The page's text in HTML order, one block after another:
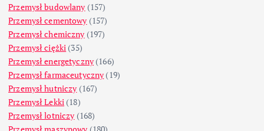
Przemysł budowlany (157)
Przemysł cementowy (157)
Przemysł chemiczny (197)
Przemysł ciężki (35)
Przemysł energetyczny (166)
Przemysł farmaceutyczny (19)
Przemysł hutniczy (167)
Przemysł Lekki (18)
Przemysł lotniczy (168)